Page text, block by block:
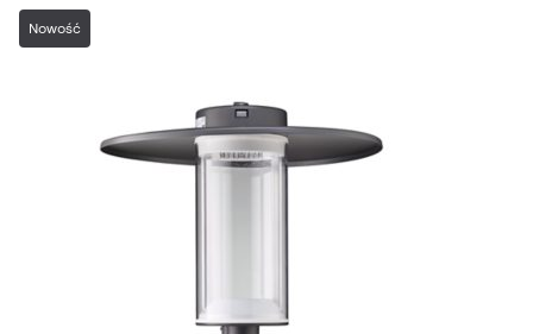
Nowość